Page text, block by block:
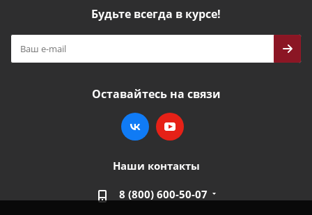
Будьте всегда в курсе!
Оставайтесь на связи
Наши контакты
8 (800) 600-50-07